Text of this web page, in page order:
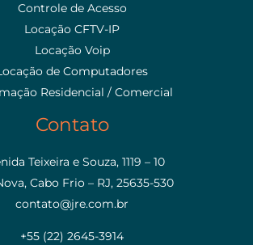
Controle de Acesso
Locação CFTV-IP
Locação Voip
de Computadores
Residencial / Comercial
Contato
Teixeira e Souza, 1119 – 10
Cabo Frio – RJ, 25635-530
contato@jre.com.br
+55 (22) 2645-3914